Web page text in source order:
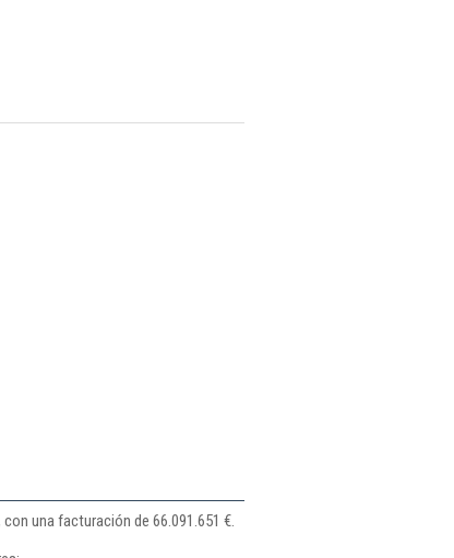
una facturación de 66.091.651 €.